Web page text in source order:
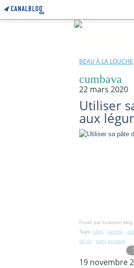
BEAU À LA LOUCHE
cumbava
22 mars 2020
Utiliser
aux
Posté par loukoum
Tags: pâte carotte
de riz
curry penang
19 novembre